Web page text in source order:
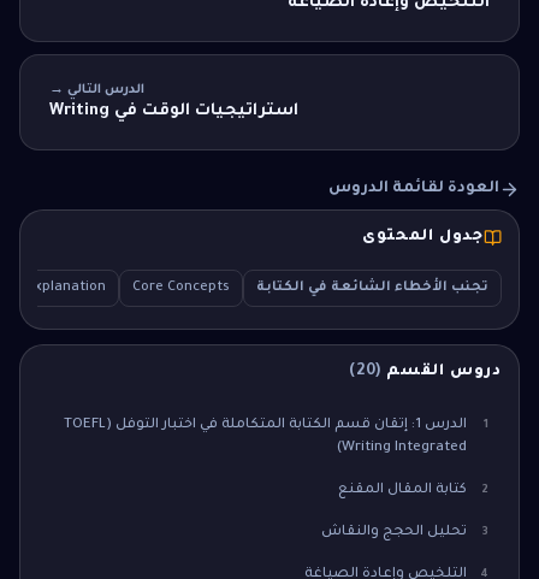
الدرس التالي →
استراتيجيات الوقت في Writing
العودة لقائمة الدروس
جدول المحتوى
تجنب الأخطاء الشائعة في الكتابة Core Concepts
Explanation
دروس القسم (
20
)
1
الدرس 1: إتقان قسم الكتابة المتكاملة في اختبار التوفل (TOEFL
Writing Integrated)
2 كتابة المقال المقنع
3 تحليل الحجج والنقاش
4 التلخيص وإعادة الصياغة